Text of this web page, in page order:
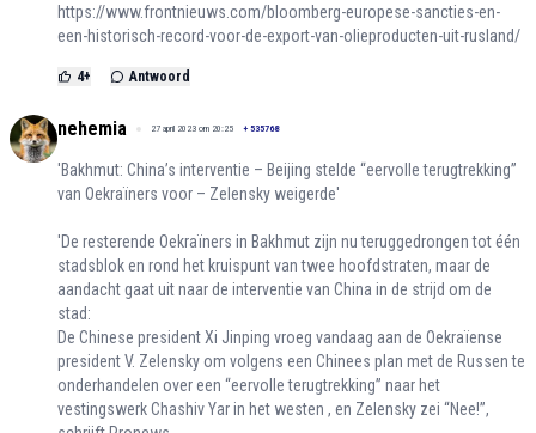
https://www.frontnieuws.com/bloomberg-europese-sancties-en-
een-historisch-record-voor-de-export-van-olieproducten-uit-rusland/
4+ Antwoord
nehemia 27 april 2023 om 20:25 + 535768
'Bakhmut: China’s interventie – Beijing stelde “eervolle terugtrekking”
van Oekraïners voor – Zelensky weigerde'
'De resterende Oekraïners in Bakhmut zijn nu teruggedrongen tot één
stadsblok en rond het kruispunt van twee hoofdstraten, maar de
aandacht gaat uit naar de interventie van China in de strijd om de
stad:
De Chinese president Xi Jinping vroeg vandaag aan de Oekraïense
president V. Zelensky om volgens een Chinees plan met de Russen te
onderhandelen over een “eervolle terugtrekking” naar het
vestingswerk Chashiv Yar in het westen , en Zelensky zei “Nee!”,